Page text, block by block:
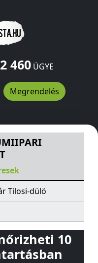
460ÜGYE
Megrendelés
Tilosi-dülö
Tilosi-dülö
10